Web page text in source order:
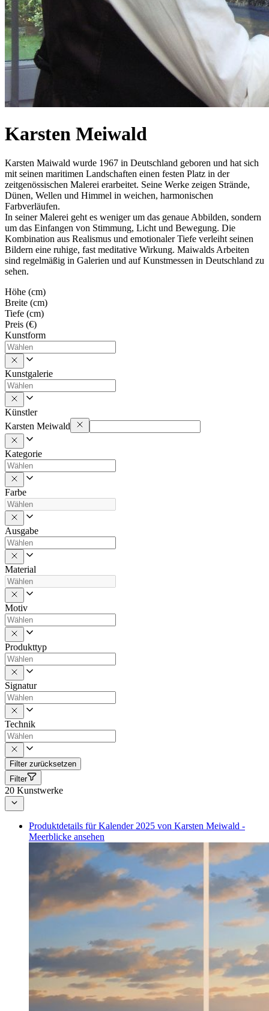
Karsten Meiwald
Karsten Maiwald wurde 1967 in Deutschland geboren und hat sich
mit seinen maritimen Landschaften einen festen Platz in der
zeitgenössischen Malerei erarbeitet. Seine Werke zeigen Strände,
Dünen, Wellen und Himmel in weichen, harmonischen
Farbverläufen.
In seiner Malerei geht es weniger um das genaue Abbilden, sondern
um das Einfangen von Stimmung, Licht und Bewegung. Die
Kombination aus Realismus und emotionaler Tiefe verleiht seinen
Bildern eine ruhige, fast meditative Wirkung. Maiwalds Arbeiten
sind regelmäßig in Galerien und auf Kunstmessen in Deutschland zu
sehen.
Höhe (cm)
Breite (cm)
Tiefe (cm)
Preis (€)
Kunstform
Kunstgalerie
Künstler
Karsten Meiwald
Kategorie
Farbe
Ausgabe
Material
Motiv
Produkttyp
Signatur
Technik
Filter zurücksetzen
Filter
20 Kunstwerke
Produktdetails für Kalender 2025 von Karsten Meiwald -
Meerblicke ansehen